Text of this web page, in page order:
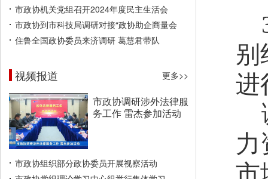
市政协机关党组召开2024年度民主生活会
市政协到市科技局调研对接“政协助企商量会
住鲁全国政协委员来济调研 葛慧君带队
视频报道 更多>>
市政协调研涉外法律服
务工作 雷杰参加活动
市政协组织部分政协委员开展视察活动
别
进
力